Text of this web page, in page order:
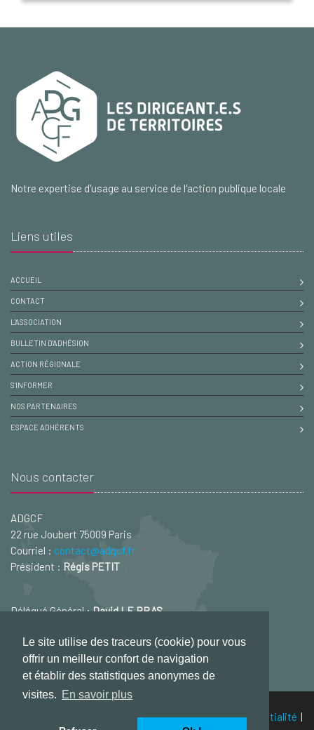
Le site utilise des traceurs (cookie) pour vous
offrir un meilleur confort de navigation
et établir des statistiques anonymes de
visites. En savoir plus
Notre expertise d'usage au service de l'action publique locale
Liens utiles
ACCUEIL
CONTACT
L'ASSOCIATION
BULLETIN D'ADHÉSION
ACTION RÉGIONALE
S'INFORMER
NOS PARTENAIRES
ESPACE ADHÉRENTS
Nous contacter
ADGCF
22 rue Joubert 75009 Paris
Courriel : contact@adgcf.fr
Président : Régis PETIT
Délégué Général :David LE BRAS
Mentions légales|Politique de confidentialité |